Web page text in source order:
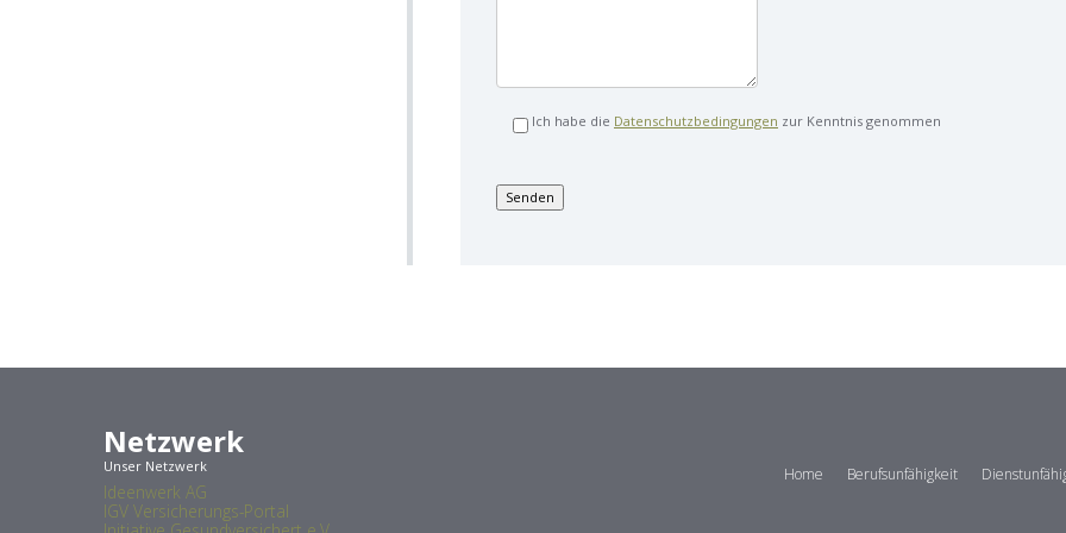
Ich habe die Datenschutzbedingungen zur Kenntnis genommen
Netzwerk
Unser Netzwerk
Ideenwerk AG
IGV Versicherungs-Portal
Home Berufsunfähigkeit